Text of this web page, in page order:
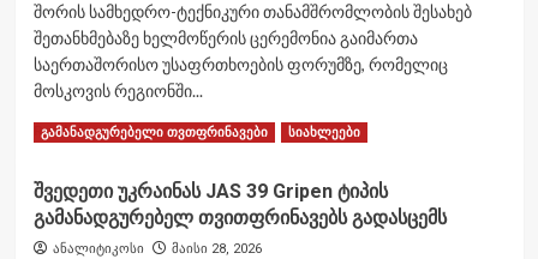
JAS
39
Gripen-
რუსული
თვითმფრინავების
შორის სამხედრო-ტექნიკური თანამშრომლობის შესახებ
შეთანხმებაზე ხელმოწერის ცერემონია გაიმართა
საერთაშორისო უსაფრთხოების ფორუმზე, რომელიც
მოსკოვის რეგიონში...
Read MoreRead
რუსეთმა
და
ავღანეთმა
გამანადგურებელი თვთფრინავები სიახლეები
შვედეთი უკრაინას JAS 39 Gripen ტიპის
გამანადგურებელ თვითფრინავებს გადასცემს
ანალიტიკოსი მაისი 28, 2026